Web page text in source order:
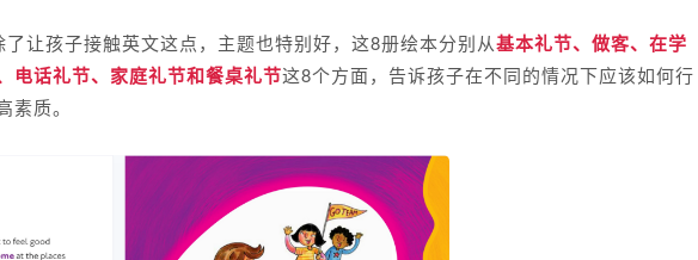
让孩子接触英文这点，主题也特别好，这8册绘本分别从基本礼节、做客、在学
电话礼节、家庭礼节和餐桌礼节这8个方面，告诉孩子在不同的情况下应该如何行
质。